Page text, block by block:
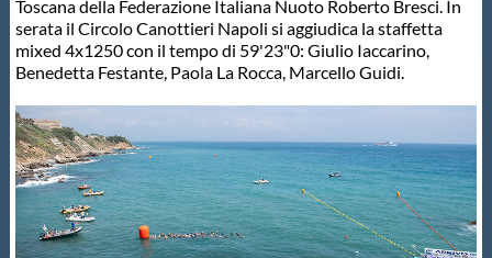
Toscana della Federazione Italiana Nuoto Roberto Bresci. In
serata il Circolo Canottieri Napoli si aggiudica la staffetta
mixed 4x1250 con il tempo di 59'23"0: Giulio Iaccarino,
Benedetta Festante, Paola La Rocca, Marcello Guidi.